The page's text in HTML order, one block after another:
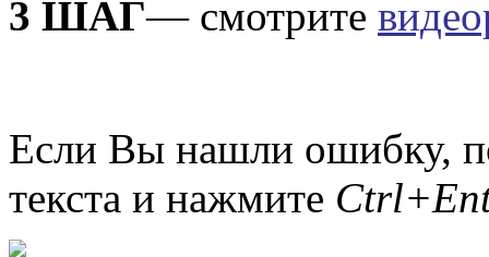
3 ШАГ— смотрите
Если Вы нашли ошибку,
текста и нажмите